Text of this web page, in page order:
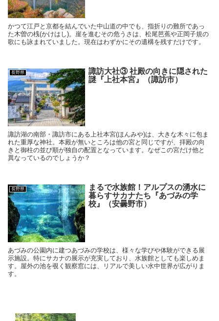
かつて江戸と京都を結んでいた中山道の中でも、指折りの難所であっ
た木曽の桟(かけはし)。崖を進むその危うさは、松尾芭蕉や正岡子規の
歌にも詠まれていました。現在はわずかにその遺構を残すだけです。
長野県
諏訪大社③ 社殿の向きに隠された
謎『上社本宮』（諏訪市）
諏訪湖の南部・諏訪市にある上社本宮(ほんみや)は、大きな木々に包ま
れた重厚な神社。本殿が無いところは他の宮と同じですが、拝殿の向
きと御柱の並び順が独自の配置となっています。なぜこの宮だけ他と
異なっているのでしょうか？
長野県
まるで水族館！アルプスの湧水に
暮らすサカナたち『あづみの学
校』（安曇野市）
あづみの公園内に建つあづみの学校は、様々な学びや体験ができる展
示施設。特にサカナの展示が充実しており、水族館としても楽しめま
す。屋外の池を覗く観察窓には、リアルで美しい水中世界が広がりま
す。